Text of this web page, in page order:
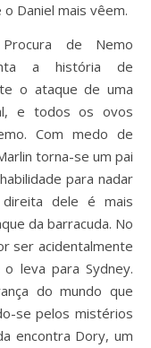
o Daniel mais vêem.
de Nemo
a história de
o ataque de uma
e todos os ovos
Com medo de
torna-se um pai
para nadar
dele é mais
da barracuda. No
ser acidentalmente
leva para Sydney.
do mundo que
se pelos mistérios
encontra Dory, um